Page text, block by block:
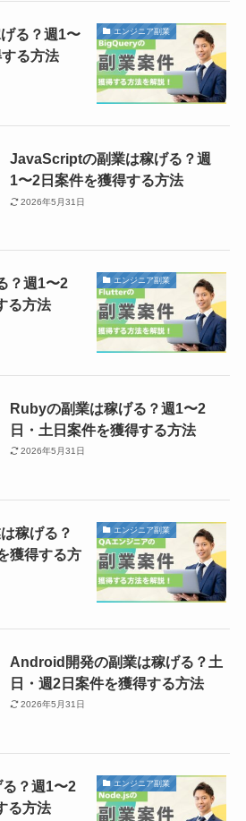
エンジニア副業
る？週1〜
る方法
JavaScriptの副業は稼げる？週
1〜2日案件を獲得する方法
2026年5月31日
エンジニア副業
？週1〜2
る方法
Rubyの副業は稼げる？週1〜2
日・土日案件を獲得する方法
2026年5月31日
エンジニア副業
稼げる？
獲得する方
Android開発の副業は稼げる？土
日・週2日案件を獲得する方法
2026年5月31日
エンジニア副業
？週1〜2
る方法